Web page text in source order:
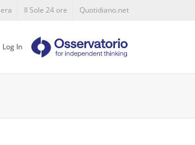
Il Sole 24 ore Quotidiano.net
Log In